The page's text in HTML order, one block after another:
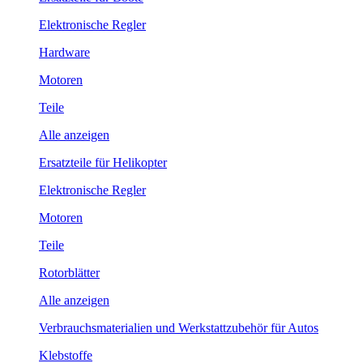
Elektronische Regler
Hardware
Motoren
Teile
Alle anzeigen
Ersatzteile für Helikopter
Elektronische Regler
Motoren
Teile
Rotorblätter
Alle anzeigen
Verbrauchsmaterialien und Werkstattzubehör für Autos
Klebstoffe